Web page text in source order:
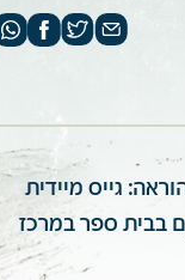
הוראה: גייס מיידית
בבית ספר במרכז